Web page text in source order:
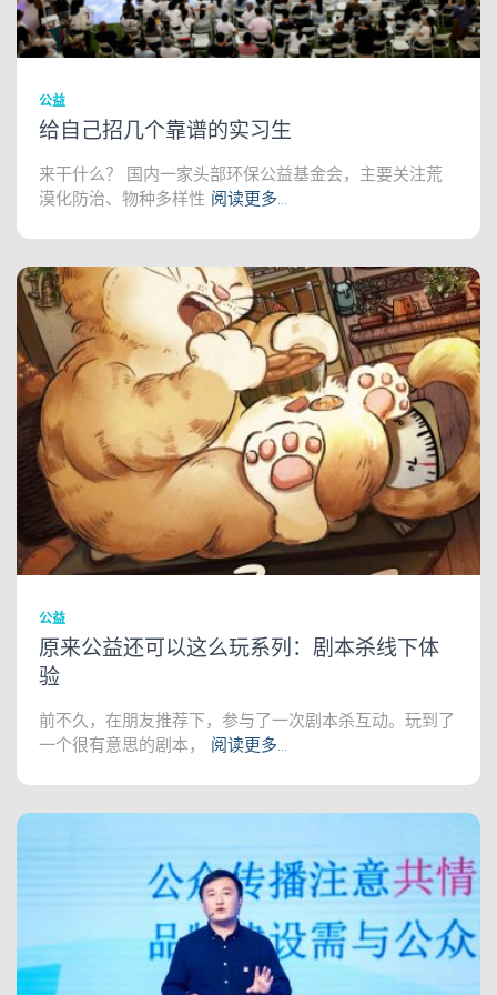
公益
给自己招几个靠谱的实习生
来干什么？ 国内一家头部环保公益基金会，主要关注荒
漠化防治、物种多样性 阅读更多…
公益
原来公益还可以这么玩系列：剧本杀线下体
验
前不久，在朋友推荐下，参与了一次剧本杀互动。玩到了
一个很有意思的剧本，
阅读更多…